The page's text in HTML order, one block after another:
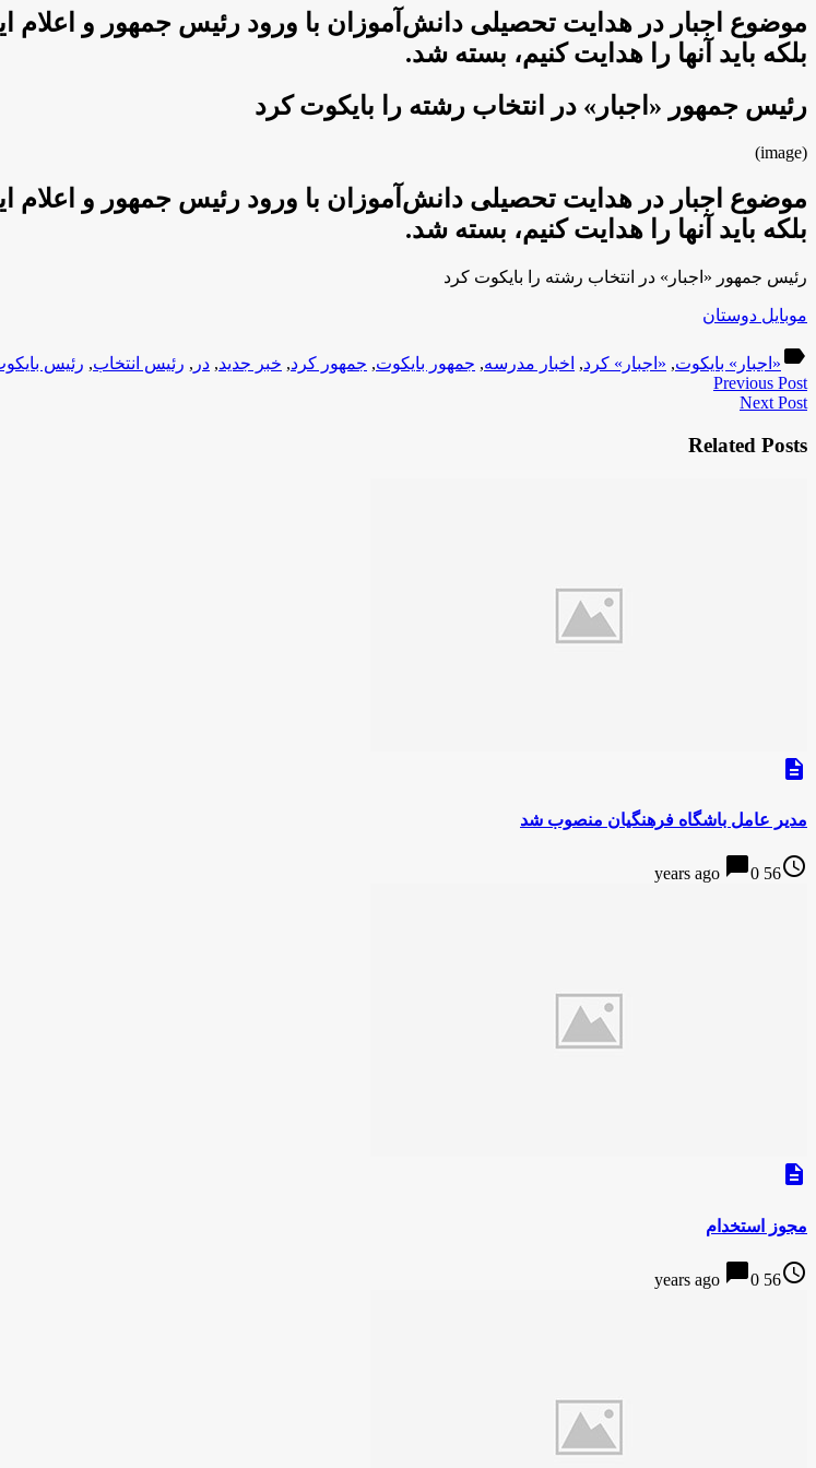
موضوع اجبار در هدایت تحصیلی دانش‌آموزان با ورود رئیس جمهور و اعلام
بلکه باید آنها را هدایت کنیم، بسته شد.
رئیس جمهور «اجبار» در انتخاب رشته را بایکوت کرد
(image)
موضوع اجبار در هدایت تحصیلی دانش‌آموزان با ورود رئیس جمهور و اعلام
بلکه باید آنها را هدایت کنیم، بسته شد.
رئیس جمهور «اجبار» در انتخاب رشته را بایکوت کرد
موبایل دوستان
label «اجبار» بایکوت, «اجبار» کرد, اخبار مدرسه, جمهور بایکوت, جمهور کرد, خبر جدید, در , رئیس انتخاب, رئیس
Previous Post
Next Post
Related Posts
description
مدیر عامل باشگاه فرهنگیان منصوب شد
access_time
56 years ago
chat_bubble0
description
مجوز استخدام
access_time
56 years ago
chat_bubble0